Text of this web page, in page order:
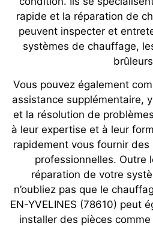
rapide et la réparation de
peuvent inspecter et
systèmes de chauffage,
Vous pouvez également
assistance supplémentaire,
et la résolution de
à leur expertise et à leur
rapidement vous fournir
professionnelles. Outre
réparation de votre
n’oubliez pas que le
EN-YVELINES (78610) peut
installer des pièces